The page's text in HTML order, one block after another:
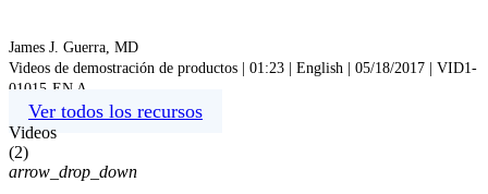
James J. Guerra, MD
Videos de demostración de productos | 01:23 | English | 05/18/2017 | VID1-
01015-EN A
Ver todos los recursos
Videos
(2)
arrow_drop_down